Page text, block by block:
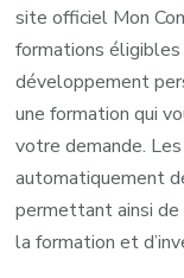
site officiel Mon
formations éligibles
développement
une formation qui
votre demande.
automatiquement
permettant ainsi
la formation et